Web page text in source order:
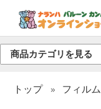
商品カテゴリを見る
トップ フィルム